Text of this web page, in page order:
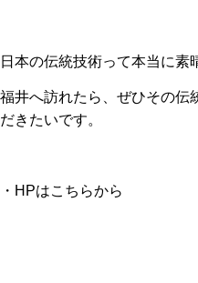
日本の伝統技術って本当に素
福井へ訪れたら、ぜひその伝
だきたいです。
・HPはこちらから